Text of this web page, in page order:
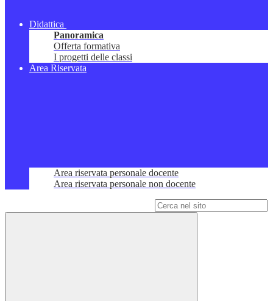
Didattica
Panoramica
Offerta formativa
I progetti delle classi
Area Riservata
Area riservata personale docente
Area riservata personale non docente